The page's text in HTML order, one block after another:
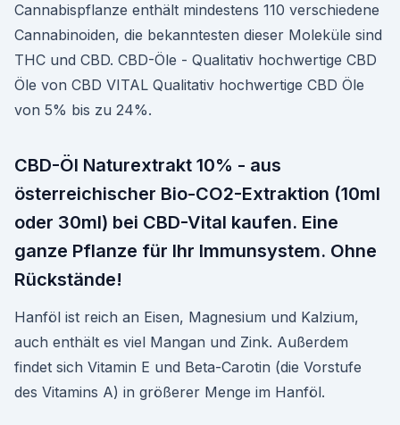
Cannabispflanze enthält mindestens 110 verschiedene
Cannabinoiden, die bekanntesten dieser Moleküle sind
THC und CBD. CBD-Öle - Qualitativ hochwertige CBD
Öle von CBD VITAL Qualitativ hochwertige CBD Öle
von 5% bis zu 24%.
CBD-Öl Naturextrakt 10% - aus
österreichischer Bio-CO2-Extraktion (10ml
oder 30ml) bei CBD-Vital kaufen. Eine
ganze Pflanze für Ihr Immunsystem. Ohne
Rückstände!
Hanföl ist reich an Eisen, Magnesium und Kalzium,
auch enthält es viel Mangan und Zink. Außerdem
findet sich Vitamin E und Beta-Carotin (die Vorstufe
des Vitamins A) in größerer Menge im Hanföl.